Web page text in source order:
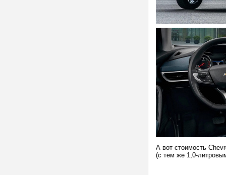
А вот стоимость
(с тем же 1,0-